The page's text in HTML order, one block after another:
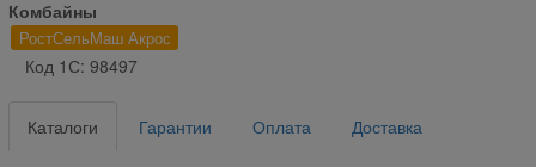
Комбайны
РостСельМаш Акрос
Код 1С: 98497
Каталоги Гарантии Оплата Доставка